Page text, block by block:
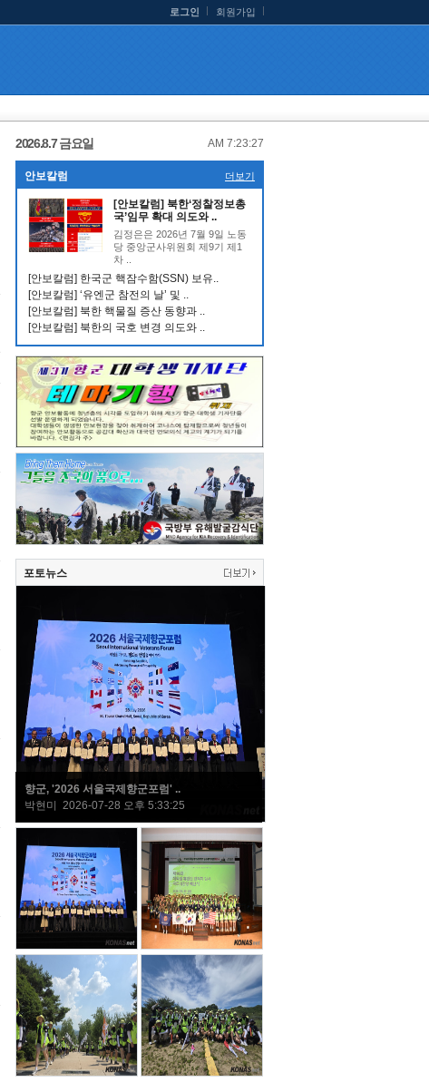
로그인 회원가입
2026.8.7 금요일 AM 7:23:27
안보칼럼 더보기
[안보칼럼] 북한‘정찰정보총
국’임무 확대 의도와 ..
김정은은 2026년 7월 9일 노동
당 중앙군사위원회 제9기 제1
차 ..
[안보칼럼] 한국군 핵잠수함(SSN) 보유..
[안보칼럼] ‘유엔군 참전의 날’ 및 ..
[안보칼럼] 북한 핵물질 증산 동향과 ..
[안보칼럼] 북한의 국호 변경 의도와 ..
포토뉴스
향군, '2026 서울국제향군포럼' ..
박현미 2026-07-28 오후 5:33:25